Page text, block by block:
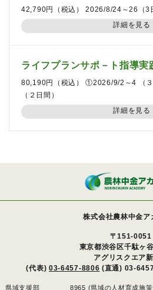
42,790円（税込） 2026/8/24～26（3
詳細を見る
ライフプランサポ－ト指導実
80,190円（税込） ①2026/9/2～4 （
（２日間）
詳細を見る
株式会社農林中金ア
〒151-0051
東京都渋谷区千駄ヶ
アグリスクエア
(代表) 03-6457-8806 (直通) 03-
県域支援部 8965 (県域の人材育成施